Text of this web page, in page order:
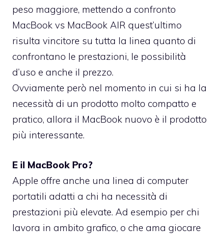
peso maggiore, mettendo a confronto
MacBook vs MacBook AIR quest’ultimo
risulta vincitore su tutta la linea quanto di
confrontano le prestazioni, le possibilità
d’uso e anche il prezzo.
Ovviamente però nel momento in cui si ha la
necessità di un prodotto molto compatto e
pratico, allora il MacBook nuovo è il prodotto
più interessante.
E il MacBook Pro?
Apple offre anche una linea di computer
portatili adatti a chi ha necessità di
prestazioni più elevate. Ad esempio per chi
lavora in ambito grafico, o che ama giocare